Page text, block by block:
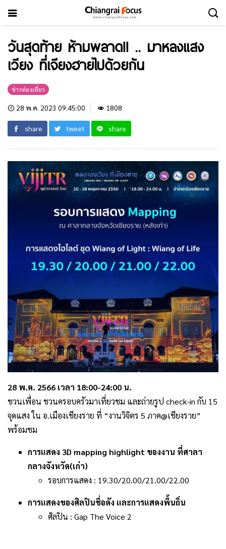
วันสุดท้าย ห้ามพลาด!! .. มาหลงแสง
เวียง ที่เจียงฮายไปด้วยกัน
ข่าวท่องเที่ยว
28 พ.ค. 2023 09:45:00 1808
share tweet share
28 พ.ค. 2566 เวลา 18:00-24:00 น.
ชวนเพื่อน ชวนครอบครัวมาเที่ยวชม และถ่ายรูป check-in กับ 15
จุดแสง ใน อ.เมืองเชียงราย ที่ “งานวิจิตร 5 ภาค@เชียงราย”
พร้อมชม
การแสดง 3D mapping highlight ของงาน ที่ศาลา
กลางจังหวัด(เก่า)
รอบการแสดง : 19.30/20.00/21.00/22.00
การแสดงของศิลปินชื่อดัง และการแสดงพื้นถิ่น
ศิลปิน : Gap The Voice 2